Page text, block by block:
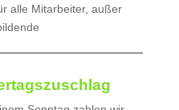
alle Mitarbeiter, außer